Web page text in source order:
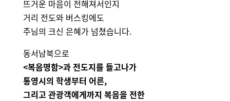
뜨거운 마음이 전해져서인지
거리 전도와 버스킹에도
주님의 크신 은혜가 넘쳤습니다.
동서남북으로
<복음명함>과전도지를 들고나가
통영시의 학생부터 어른,
그리고 관광객에게까지 복음을 전한